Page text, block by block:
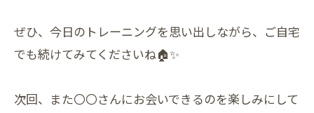
ぜひ、今日のトレーニングを思い出しながら、ご自宅
でも続けてみてくださいね🏠✨
次回、また〇〇さんにお会いできるのを楽しみにして